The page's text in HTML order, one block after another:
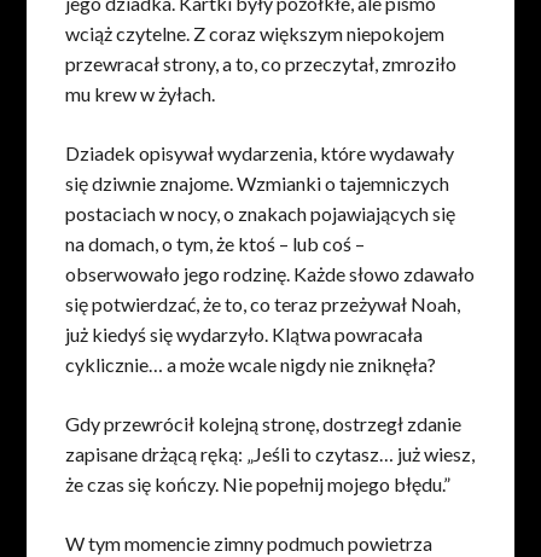
wciąż czytelne. Z coraz większym niepokojem
przewracał strony, a to, co przeczytał, zmroziło
mu krew w żyłach.
Dziadek opisywał wydarzenia, które wydawały
się dziwnie znajome. Wzmianki o tajemniczych
postaciach w nocy, o znakach pojawiających się
na domach, o tym, że ktoś – lub coś –
obserwowało jego rodzinę. Każde słowo zdawało
się potwierdzać, że to, co teraz przeżywał Noah,
już kiedyś się wydarzyło. Klątwa powracała
cyklicznie… a może wcale nigdy nie zniknęła?
Gdy przewrócił kolejną stronę, dostrzegł zdanie
zapisane drżącą ręką: „Jeśli to czytasz… już wiesz,
że czas się kończy. Nie popełnij mojego błędu.”
W tym momencie zimny podmuch powietrza